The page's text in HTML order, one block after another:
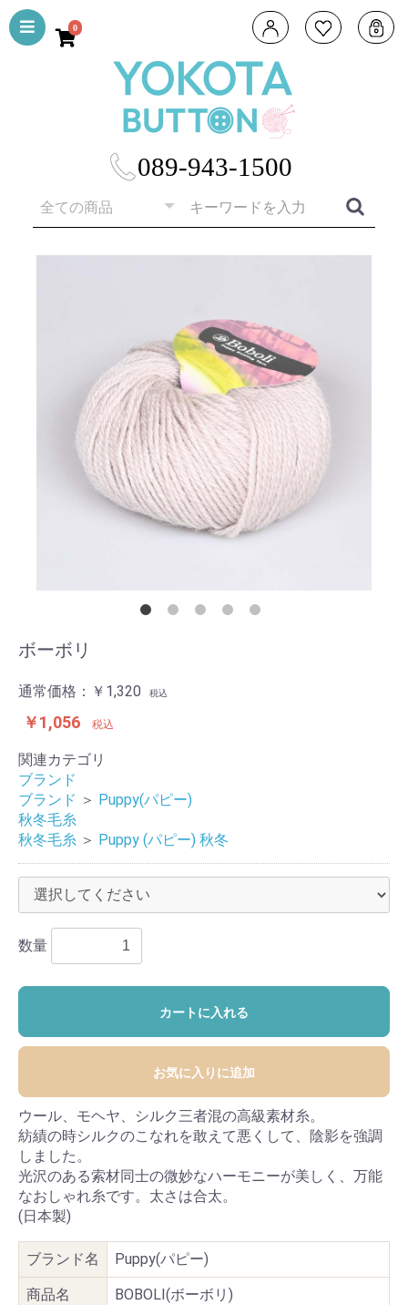
089-943-1500
0
ボーボリ
通常価格： ￥1,320 税込
￥1,056 税込
関連カテゴリ
ブランド
ブランド ＞ Puppy(パピー)
秋冬毛糸
秋冬毛糸 ＞ Puppy (パピー) 秋冬
数量
カートに入れる
お気に入りに追加
ウール、モヘヤ、シルク三者混の高級素材糸。
紡績の時シルクのこなれを敢えて悪くして、陰影を強調
しました。
光沢のある索材同士の微妙なハーモニーが美しく、万能
なおしゃれ糸です。太さは合太。
(日本製)
ブランド名 Puppy(パピー)
商品名 BOBOLI(ボーボリ)